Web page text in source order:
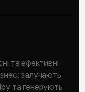
та ефективні
залучають
та генерують